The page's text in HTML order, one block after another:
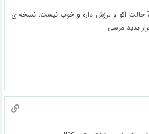
سلام، صداها تو کیفیت 720p HDRip حالت اکو و لرزش داره و خوب نیست، نسخه ی
بدبد مرسی